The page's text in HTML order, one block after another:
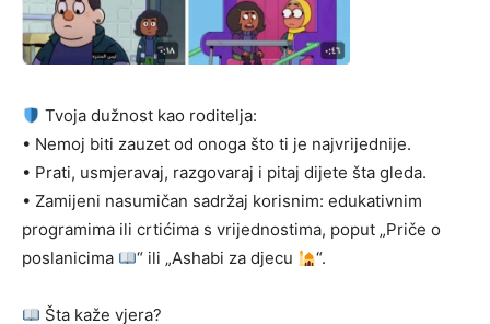
Tvoja dužnost kao roditelja:
• Nemoj biti zauzet od onoga što ti je najvrijednije.
• Prati, usmjeravaj, razgovaraj i pitaj dijete šta gleda.
• Zamijeni nasumičan sadržaj korisnim: edukativnim
programima ili crtićima s vrijednostima, poput „Priče o
poslanicima
“ ili „Ashabi za djecu “.
Šta kaže vjera?